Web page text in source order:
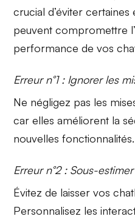
crucial d’éviter
peuvent compromettre
performance de vos
Erreur n°1 : Ignorer les
Ne négligez pas les
car elles améliorent la
nouvelles fonctionnalités.
Erreur n°2 : Sous-
Évitez de laisser vos
Personnalisez les